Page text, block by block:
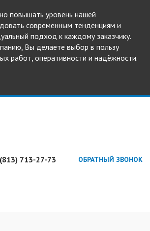
повышать уровень нашей
современным тенденциям и
подход к каждому заказчику.
Вы делаете выбор в пользу
работ, оперативности и надёжности.
713-27-73 ОБРАТНЫЙ ЗВОНОК